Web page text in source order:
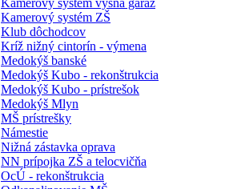
Kamerový systém vyšná garáž
Kamerový systém ZŠ
Klub dôchodcov
Kríž nižný cintorín - výmena
Medokýš banské
Medokýš Kubo - rekonštrukcia
Medokýš Kubo - prístrešok
Medokýš Mlyn
MŠ prístrešky
Námestie
Nižná zástavka oprava
NN prípojka ZŠ a telocvičňa
OcÚ - rekonštrukcia